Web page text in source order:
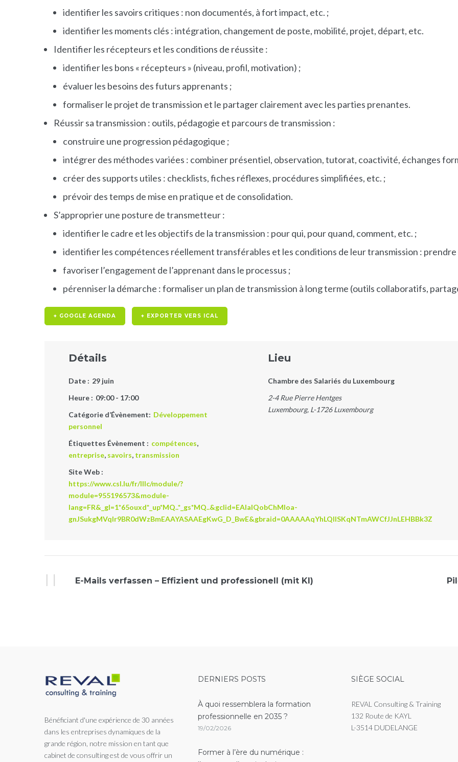
identifier les savoirs critiques : non documentés, à fort impact, etc. ;
identifier les moments clés : intégration, changement de poste, mobilité, projet, départ, etc.
Identifier les récepteurs et les conditions de réussite :
identifier les bons « récepteurs » (niveau, profil, motivation) ;
évaluer les besoins des futurs apprenants ;
formaliser le projet de transmission et le partager clairement avec les parties prenantes.
Réussir sa transmission : outils, pédagogie et parcours de transmission :
construire une progression pédagogique ;
intégrer des méthodes variées : combiner présentiel, observation, tutorat, coactivité, échanges
créer des supports utiles : checklists, fiches réflexes, procédures simplifiées, etc. ;
prévoir des temps de mise en pratique et de consolidation.
S’approprier une posture de transmetteur :
identifier le cadre et les objectifs de la transmission : pour qui, pour quand, comment, etc. ;
identifier les compétences réellement transférables et les conditions de leur transmission :
favoriser l’engagement de l’apprenant dans le processus ;
pérenniser la démarche : formaliser un plan de transmission à long terme (outils collaboratifs,
+ GOOGLE AGENDA + EXPORTER VERS ICAL
Détails
Date : 29 juin
Heure : 09:00 - 17:00
Catégorie d’Évènement: Développement
personnel
Étiquettes Évènement : compétences,
entreprise, savoirs, transmission
Site Web :
https://www.csl.lu/fr/lllc/module/?
module=955196573&module-
lang=FR&_gl=1*65ouxd*_up*MQ..*_gs*MQ..&gclid=EAIaIQobChMIoa-
gnJSukgMVqIr9BR0dWzBmEAAYASAAEgKwG_D_BwE&gbraid=0AAAAAqYhLQIlSKqNTmAWCfJJnLEHBBk3Z
Lieu
Chambre des Salariés du Luxembourg
2-4 Rue Pierre Hentges
Luxembourg, L-1726 Luxembourg
Évènement
E-Mails verfassen – Effizient und professionell (mit KI)
Bénéficiant d'une expérience de 30 années
dans les entreprises dynamiques de la
grande région, notre mission en tant que
cabinet de consulting est de vous offrir un
DERNIERS POSTS
À quoi ressemblera la formation
professionnelle en 2035 ?
19/02/2026
Former à l’ère du numérique :
SIÈGE SOCIAL
REVAL Consulting & Training
132 Route de KAYL
L-3514 DUDELANGE